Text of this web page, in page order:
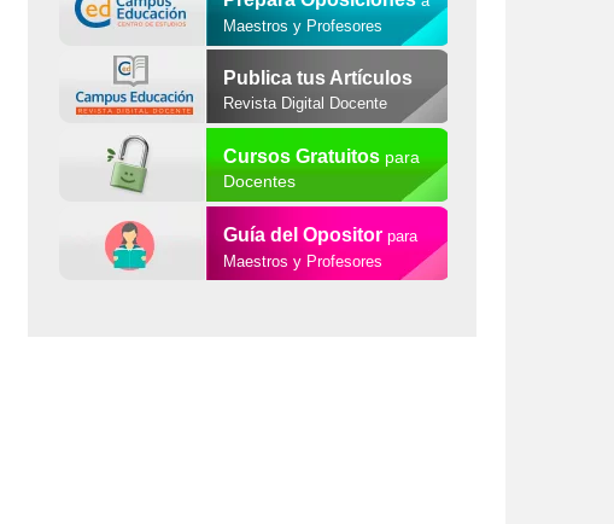
Maestros y Profesores
Publica tus Artículos
Revista Digital Docente
Cursos Gratuitospara
Docentes
Guía del Opositor para
Maestros y Profesores